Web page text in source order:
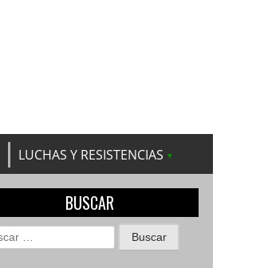
LUCHAS Y RESISTENCIAS
BUSCAR